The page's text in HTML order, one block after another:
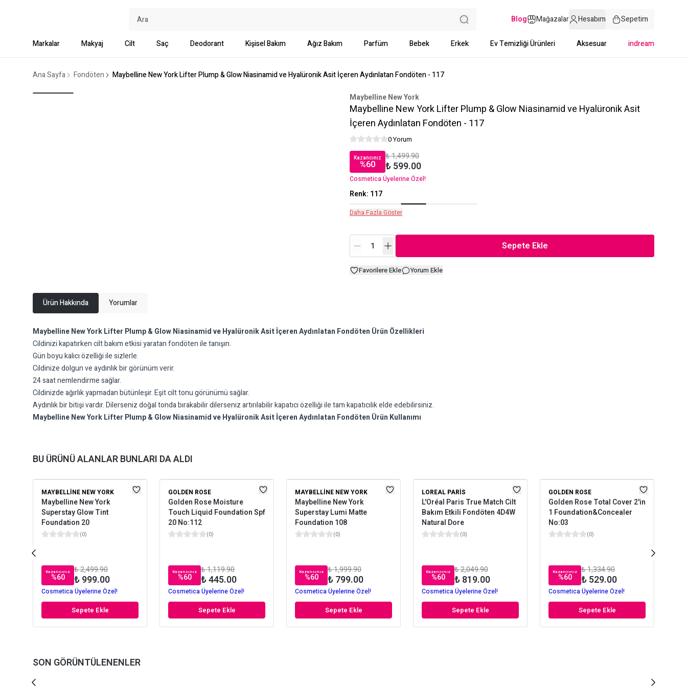
Blog Mağazalar Hesabım Sepetim
Markalar Makyaj Cilt Saç Deodorant Kişisel Bakım Ağız Bakım Parfüm Bebek Erkek Ev Temizliği Ürünleri Aksesuar indream
Ana Sayfa Fondöten Maybelline New York Lifter Plump & Glow Niasinamid ve Hyalüronik Asit İçeren Aydınlatan Fondöten - 117
Maybelline New York
Maybelline New York Lifter Plump & Glow Niasinamid ve Hyalüronik Asit
İçeren Aydınlatan Fondöten - 117
0 Yorum
Kazancınız
%60
₺ 1,499.90
₺ 599.00
Cosmetica Üyelerine Özel!
Renk: 117
Daha Fazla Göster
Sepete Ekle
Favorilere Ekle Yorum Ekle
Ürün Hakkında Yorumlar
Maybelline New York Lifter Plump & Glow Niasinamid ve Hyalüronik Asit İçeren Aydınlatan Fondöten Ürün Özellikleri
Cildinizi kapatırken cilt bakım etkisi yaratan fondöten ile tanışın.
Gün boyu kalıcı özelliği ile sizlerle.
Cildinize dolgun ve aydınlık bir görünüm verir.
24 saat nemlendirme sağlar.
Cildinizde ağırlık yapmadan bütünleşir. Eşit cilt tonu görünümü sağlar.
Aydınlık bir bitişi vardır. Dilerseniz doğal tonda bırakabilir dilerseniz artırılabilir kapatıcı özelliği ile tam kapatıcılık elde edebilirsiniz.
Maybelline New York Lifter Plump & Glow Niasinamid ve Hyalüronik Asit İçeren Aydınlatan Fondöten Ürün Kullanımı
BU ÜRÜNÜ ALANLAR BUNLARI DA ALDI
MAYBELLINE NEW YORK
Maybelline New York
Superstay Glow Tint
Foundation 20
(0)
Kazancınız
%60
₺ 2,499.90
₺ 999.00
Cosmetica Üyelerine Özel!
Sepete Ekle
GOLDEN ROSE
Golden Rose Moisture
Touch Liquid Foundation Spf
20 No:112
(0)
Kazancınız
%60
₺ 1,119.90
₺ 445.00
Cosmetica Üyelerine Özel!
Sepete Ekle
MAYBELLINE NEW YORK
Maybelline New York
Superstay Lumi Matte
Foundation 108
(0)
Kazancınız
%60
₺ 1,999.90
₺ 799.00
Cosmetica Üyelerine Özel!
Sepete Ekle
LOREAL PARIS
L'Oréal Paris True Match Cilt
Bakım Etkili Fondöten 4D4W
Natural Dore
(0)
Kazancınız
%60
₺ 2,049.90
₺ 819.00
Cosmetica Üyelerine Özel!
Sepete Ekle
GOLDEN ROSE
Golden Rose Total Cover 2'in
1 Foundation&Concealer
No:03
(0)
Kazancınız
%60
₺ 1,334.90
₺ 529.00
Cosmetica Üyelerine Özel!
Sepete Ekle
SON GÖRÜNTÜLENENLER